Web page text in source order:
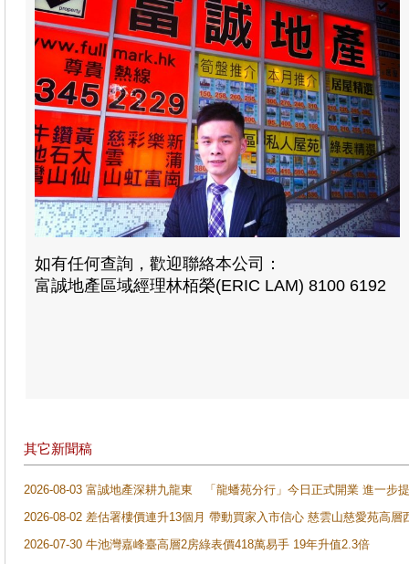
如有任何查詢，歡迎聯絡本公司：
富誠地產區域經理林栢榮(ERIC LAM) 8100 6192
其它新聞稿
2026-08-03 富誠地產深耕九龍東 「龍蟠苑分行」今日正式開業 進一步
2026-08-02 差估署樓價連升13個月 帶動買家入市信心 慈雲山慈愛苑高層
2026-07-30 牛池灣嘉峰臺高層2房綠表價418萬易手 19年升值2.3倍